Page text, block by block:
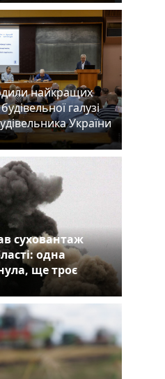
найкращих
галузі
України
суховантаж
одна
ще троє